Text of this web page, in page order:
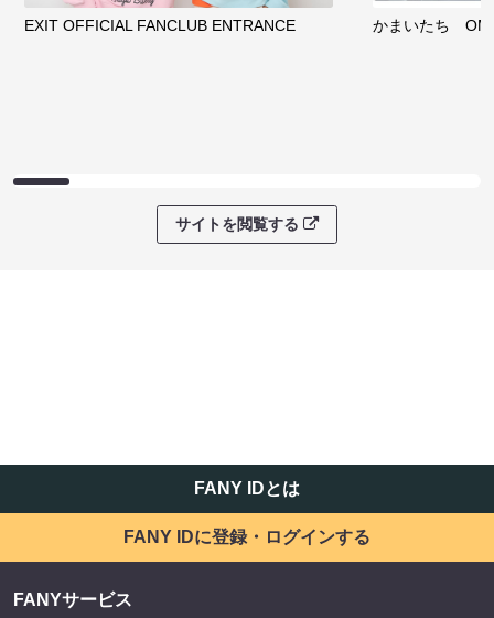
EXIT OFFICIAL FANCLUB ENTRANCE かまいたち
サイトを閲覧する
FANY IDとは
FANY IDに登録・ログインする
FANYサービス